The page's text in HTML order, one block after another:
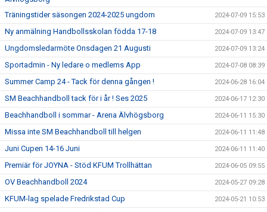
Träningstider säsongen 2024-2025 ungdom
2024-07-09 15:53
Ny anmälning Handbollsskolan födda 17-18 2024-07-09 13:47
Ungdomsledarmöte Onsdagen 21 Augusti 2024-07-09 13:24
Sportadmin - Ny ledare o medlems App 2024-07-08 08:39
Summer Camp 24 - Tack för denna gången ! 2024-06-28 16:04
SM Beachhandboll tack för i år ! Ses 2025 2024-06-17 12:30
Beachhandboll i sommar - Arena Älvhögsborg 2024-06-11 15:30
Missa inte SM Beachhandboll till helgen 2024-06-11 11:48
Juni Cupen 14-16 Juni 2024-06-11 11:40
Premiär för JOYNA - Stöd KFUM Trollhättan 2024-06-05 09:55
OV Beachhandboll 2024 2024-05-27 09:28
KFUM-lag spelade Fredrikstad Cup 2024-05-21 10:53